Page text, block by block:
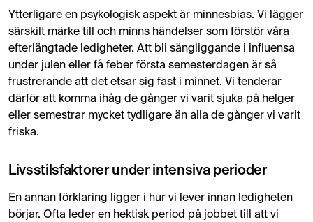
Ytterligare en psykologisk aspekt är minnesbias. Vi lägger
särskilt märke till och minns händelser som förstör våra
efterlängtade ledigheter. Att bli sängliggande i influensa
under julen eller få feber första semesterdagen är så
frustrerande att det etsar sig fast i minnet. Vi tenderar
därför att komma ihåg de gånger vi varit sjuka på helger
eller semestrar mycket tydligare än alla de gånger vi varit
friska​.
Livsstilsfaktorer under intensiva perioder
En annan förklaring ligger i hur vi lever innan ledigheten
börjar. Ofta leder en hektisk period på jobbet till att vi